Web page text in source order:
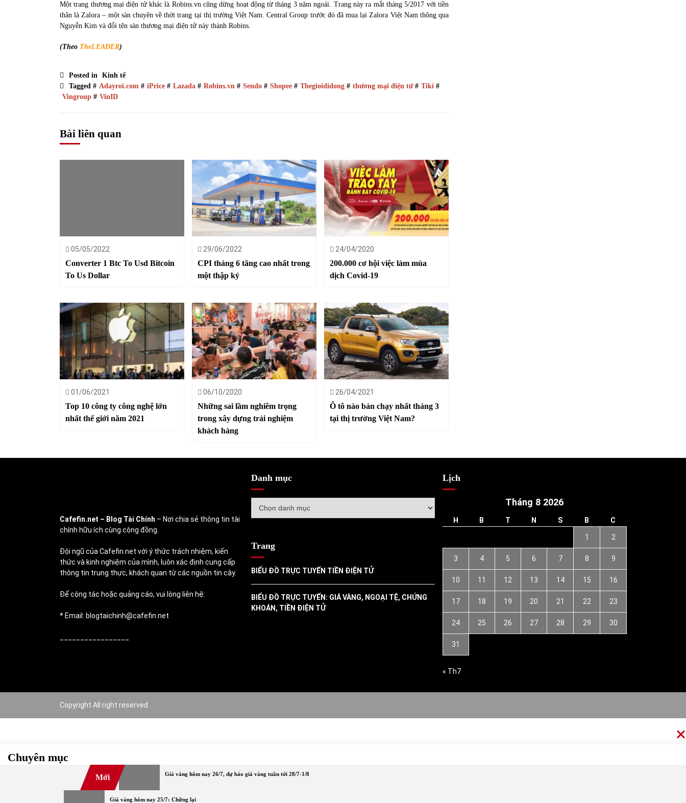
Một trang thương mại điện tử khác là Robins.vn cũng dừng hoạt động từ tháng 3 năm ngoái. Trang này ra mắt tháng 5/2017 với tiền
thân là Zalora – một sàn chuyên về thời trang tại thị trường Việt Nam. Central Group trước đó đã mua lại Zalora Việt Nam thông qua
Nguyễn Kim và đổi tên sàn thương mại điện tử này thành Robins.
(Theo TheLEADER)
Posted in Kinh tế
Tagged # Adayroi.com # iPrice # Lazada # Robins.vn # Sendo # Shopee # Thegioididong # thương mại điện tử# Tiki #
Vingroup # VinID
Bài liên quan
05/05/2022
Converter 1 Btc To Usd Bitcoin
To Us Dollar
29/06/2022
CPI tháng 6 tăng cao nhất trong
một thập kỷ
24/04/2020
200.000 cơ hội việc làm mùa
dịch Covid-19
01/06/2021
Top 10 công ty công nghệ lớn
nhất thế giới năm 2021
06/10/2020
Những sai lầm nghiêm trọng
trong xây dựng trải nghiệm
khách hàng
26/04/2021
Ô tô nào bán chạy nhất tháng 3
tại thị trường Việt Nam?
Mới Giá vàng hôm nay 26/7, dự báo giá vàng tuần tới 28/7-1/8
Giá vàng hôm nay 25/7: Chững lại
Cafefin.net – Blog Tài Chính – Nơi chia sẻ thông tin tài
chính hữu ích cùng cộng đồng.
Đội ngũ của Cafefin.net với ý thức trách nhiệm, kiến
thức và kinh nghiệm của mình, luôn xác định cung cấp
thông tin trung thực, khách quan từ các nguồn tin cậy.
Để cộng tác hoặc quảng cáo, vui lòng liên hệ:
* Email: blogtaichinh@cafefin.net
Danh mục
mục
Trang
BIỂU ĐỒ TRỰC TUYẾN TIỀN ĐIỆN TỬ
BIỂU ĐỒ TRỰC TUYẾN: GIÁ VÀNG, NGOẠI TỆ, CHỨNG
KHOÁN, TIỀN ĐIỆN TỬ
Lịch
Tháng 8 2026
H B T N S B C
1 2
3 4 5 6 7 8 9
10 11 12 13 14 15 16
17 18 19 20 21 22 23
24 25 26 27 28 29 30
31
« Th7
Copyright All right reserved
Chuyên mục
Bất động sản
Nóng Tiền điện tử